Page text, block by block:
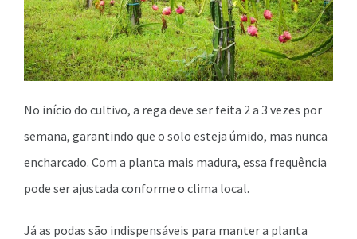
No início do cultivo, a rega deve ser feita 2 a 3 vezes por
semana, garantindo que o solo esteja úmido, mas nunca
encharcado. Com a planta mais madura, essa frequência
pode ser ajustada conforme o clima local.
Já as podas são indispensáveis para manter a planta